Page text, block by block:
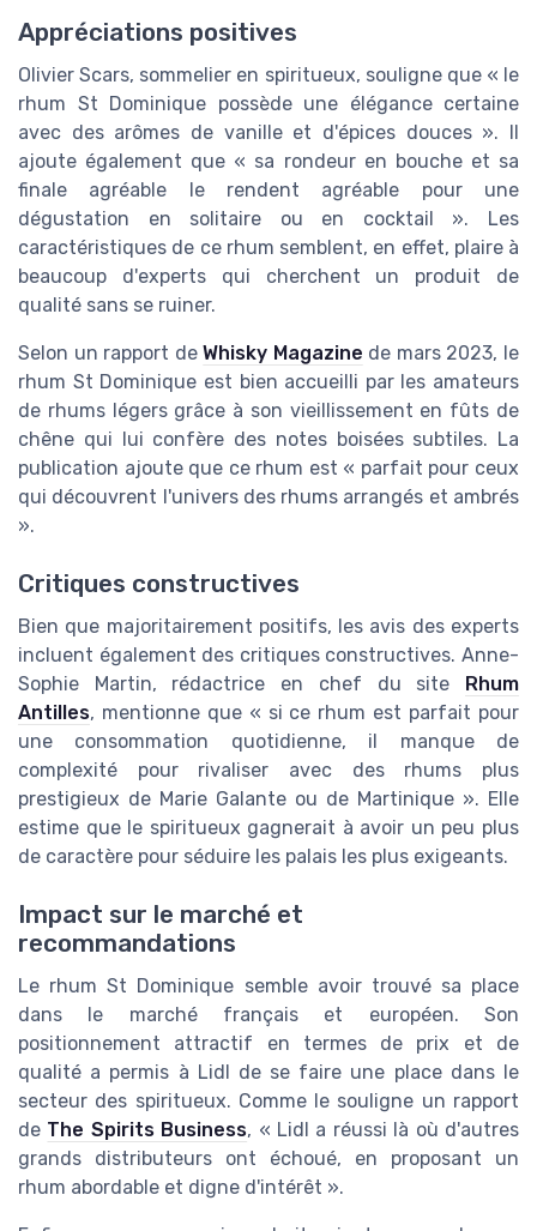
Appréciations positives
Olivier Scars, sommelier en spiritueux, souligne que « le
rhum St Dominique possède une élégance certaine
avec des arômes de vanille et d'épices douces ». Il
ajoute également que « sa rondeur en bouche et sa
finale agréable le rendent agréable pour une
dégustation en solitaire ou en cocktail ». Les
caractéristiques de ce rhum semblent, en effet, plaire à
beaucoup d'experts qui cherchent un produit de
qualité sans se ruiner.
Selon un rapport deWhisky Magazine de mars 2023, le
rhum St Dominique est bien accueilli par les amateurs
de rhums légers grâce à son vieillissement en fûts de
chêne qui lui confère des notes boisées subtiles. La
publication ajoute que ce rhum est « parfait pour ceux
qui découvrent l'univers des rhums arrangés et ambrés
».
Critiques constructives
Bien que majoritairement positifs, les avis des experts
incluent également des critiques constructives. Anne-
Sophie Martin, rédactrice en chef du site Rhum
Antilles, mentionne que « si ce rhum est parfait pour
une consommation quotidienne, il manque de
complexité pour rivaliser avec des rhums plus
prestigieux de Marie Galante ou de Martinique ». Elle
estime que le spiritueux gagnerait à avoir un peu plus
de caractère pour séduire les palais les plus exigeants.
Impact sur le marché et
recommandations
Le rhum St Dominique semble avoir trouvé sa place
dans le marché français et européen. Son
positionnement attractif en termes de prix et de
qualité a permis à Lidl de se faire une place dans le
secteur des spiritueux. Comme le souligne un rapport
de The Spirits Business, « Lidl a réussi là où d'autres
grands distributeurs ont échoué, en proposant un
rhum abordable et digne d'intérêt ».